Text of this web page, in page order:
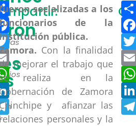
Compartir
Facebook
Twitter
Email
WhatsApp
LinkedIn
Telegram
Con la finalidad
mejorar el trabajo que
realiza en la
Gobernación de Zamora
y afianzar las
personales y la